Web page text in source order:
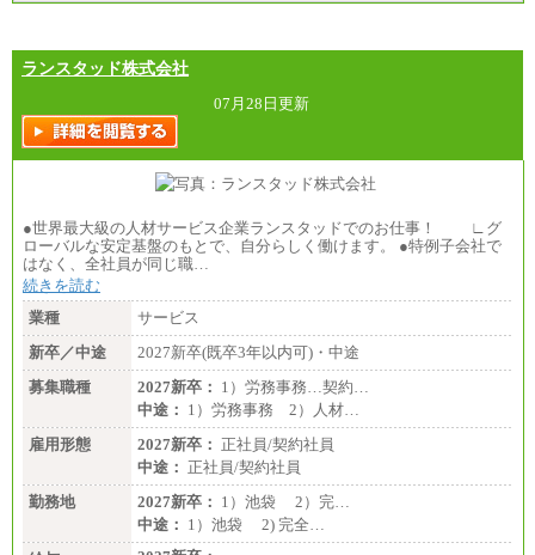
ランスタッド株式会社
07月28日更新
●世界最大級の人材サービス企業ランスタッドでのお仕事！ ∟グ
ローバルな安定基盤のもとで、自分らしく働けます。 ●特例子会社で
はなく、全社員が同じ職…
続きを読む
業種
サービス
新卒／中途
2027新卒(既卒3年以内可)・中途
募集職種
2027新卒： 1）労務事務…契約…
中途： 1）労務事務 2）人材…
雇用形態
2027新卒： 正社員/契約社員
中途： 正社員/契約社員
勤務地
2027新卒： 1）池袋 2）完…
中途： 1）池袋 2) 完全…